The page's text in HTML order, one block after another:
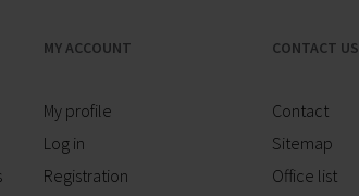
MY ACCOUNT
My profile
Log in
Registration
CONTACT US
Contact
Sitemap
Office list